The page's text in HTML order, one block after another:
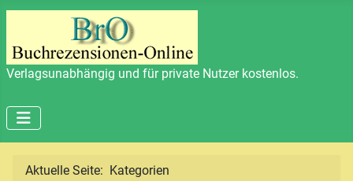
Verlagsunabhängig und für private Nutzer kostenlos.
Aktuelle Seite: Kategorien